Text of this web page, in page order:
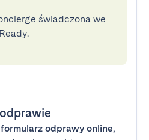
świadczona we
formularz odprawy online,